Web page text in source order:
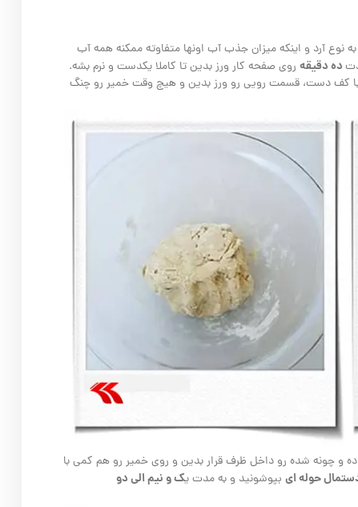
نوع آرد و اینکه میزان جذب آب اونها متفاوته ممکنه همه آب
ده دقیقه روی صفحه کار ورز بدین تا کاملا یکدست و نرم بشه.
با کف دست، قسمت رویی رو ورز بدین و هیچ وقت خمیر رو چنگ
و چونه شده رو داخل ظرف قرار بدین و روی خمیر رو هم کمی با
حوله ای بپوشونید و به مدت یک و نیم الی دو